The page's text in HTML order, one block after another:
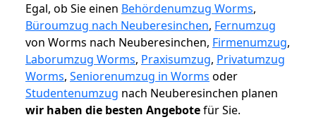
Egal, ob Sie einen Behördenumzug Worms,
Büroumzug nach Neuberesinchen, Fernumzug
von Worms nach Neuberesinchen, Firmenumzug,
Laborumzug Worms, Praxisumzug, Privatumzug
Worms, Seniorenumzug in Worms oder
Studentenumzug nach Neuberesinchen planen
wir haben die besten Angebotefür Sie.